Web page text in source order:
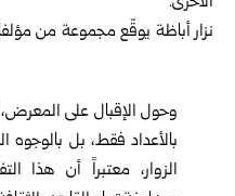
وحول الإقبال على
بالأعداد فقط، بل
الزوار، معتبراً أن هذا